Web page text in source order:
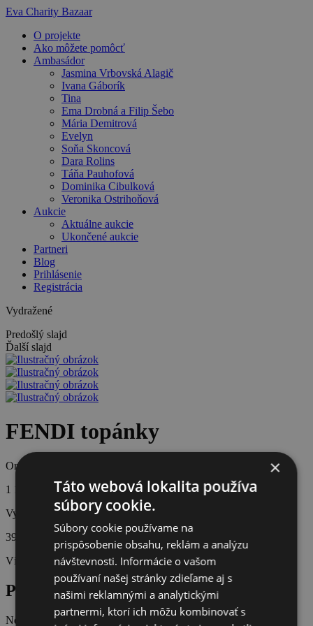
Preskočiť
obsah
Eva Charity Bazaar
O projekte
Ako môžete pomôcť
Ambasádor
Jasmina Vrbovská Alagič
Ivana Gáborík
Tina
Ema Drobná a Filip Šebo
Mária Demitrová
Evelyn
Soňa Skoncová
Dara Rolins
Táňa Pauhofová
Dominika Cibulková
Veronika Ostrihoňová
Aukcie
Aktuálne aukcie
Ukončené aukcie
Partneri
Blog
Prihlásenie
Registrácia
Vydražené
Predošlý slajd
Ďalší slajd
FENDI topánky
Originálna cena
1 100 €
Vydražená cena
390 €
Víťaz aukcie: lenusik78
Popis produktu
Neskutočné baganče, jediný kus! Už teraz sme zvedavé, kto si ho
×
Táto webová lokalita používa
súbory cookie.
Súbory cookie používame na
prispôsobenie obsahu, reklám a analýzu
návštevnosti. Informácie o vašom
používaní našej stránky zdieľame aj s
našimi reklamnými a analytickými
partnermi, ktorí ich môžu kombinovať s